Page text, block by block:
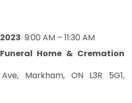
9:00 AM – 11:30 AM
Home & Cremation
Markham, ON L3R 5G1,